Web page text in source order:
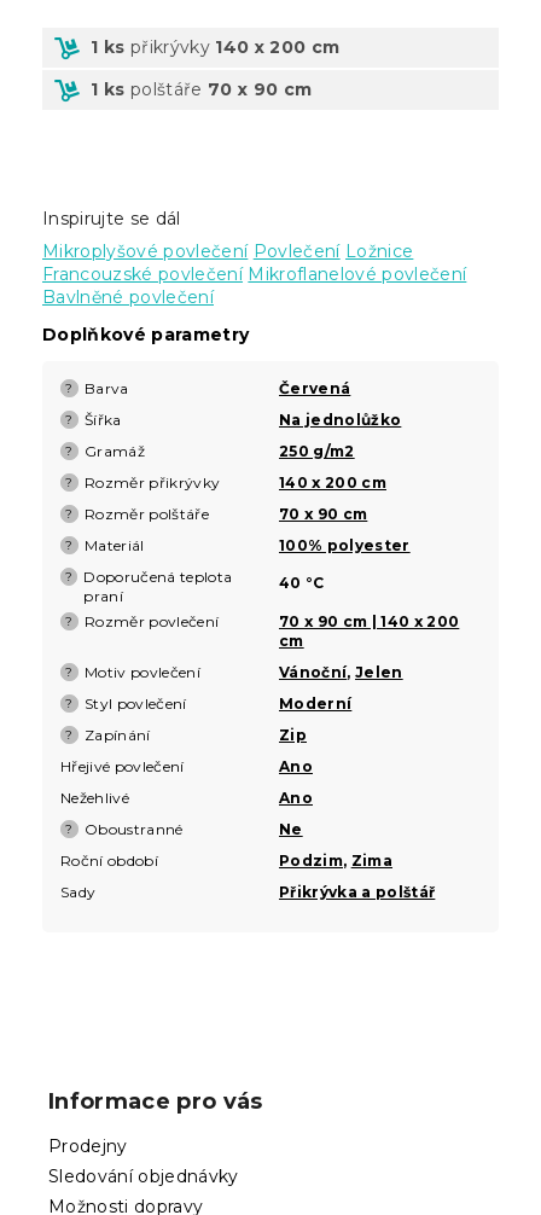
1 ks přikrývky 140 x 200 cm
1 ks polštáře 70 x 90 cm
Inspirujte se dál
Mikroplyšové povlečení Povlečení Ložnice
Francouzské povlečení Mikroflanelové povlečení
Bavlněné povlečení
Doplňkové parametry
? Barva Červená
? Šířka Na jednolůžko
? Gramáž 250 g/m2
? Rozměr přikrývky 140 x 200 cm
? Rozměr polštáře 70 x 90 cm
? Materiál 100% polyester
?
Doporučená teplota
praní
40 °C
? Rozměr povlečení
70 x 90 cm | 140 x 200
cm
? Motiv povlečení Vánoční,Jelen
? Styl povlečení Moderní
? Zapínání
Zip
Hřejivé povlečení
Ano
Nežehlivé
Ano
? Oboustranné
Ne
Roční období
Podzim, Zima
Sady
Přikrývka a polštář
Informace pro vás
Prodejny
Sledování objednávky
Možnosti dopravy